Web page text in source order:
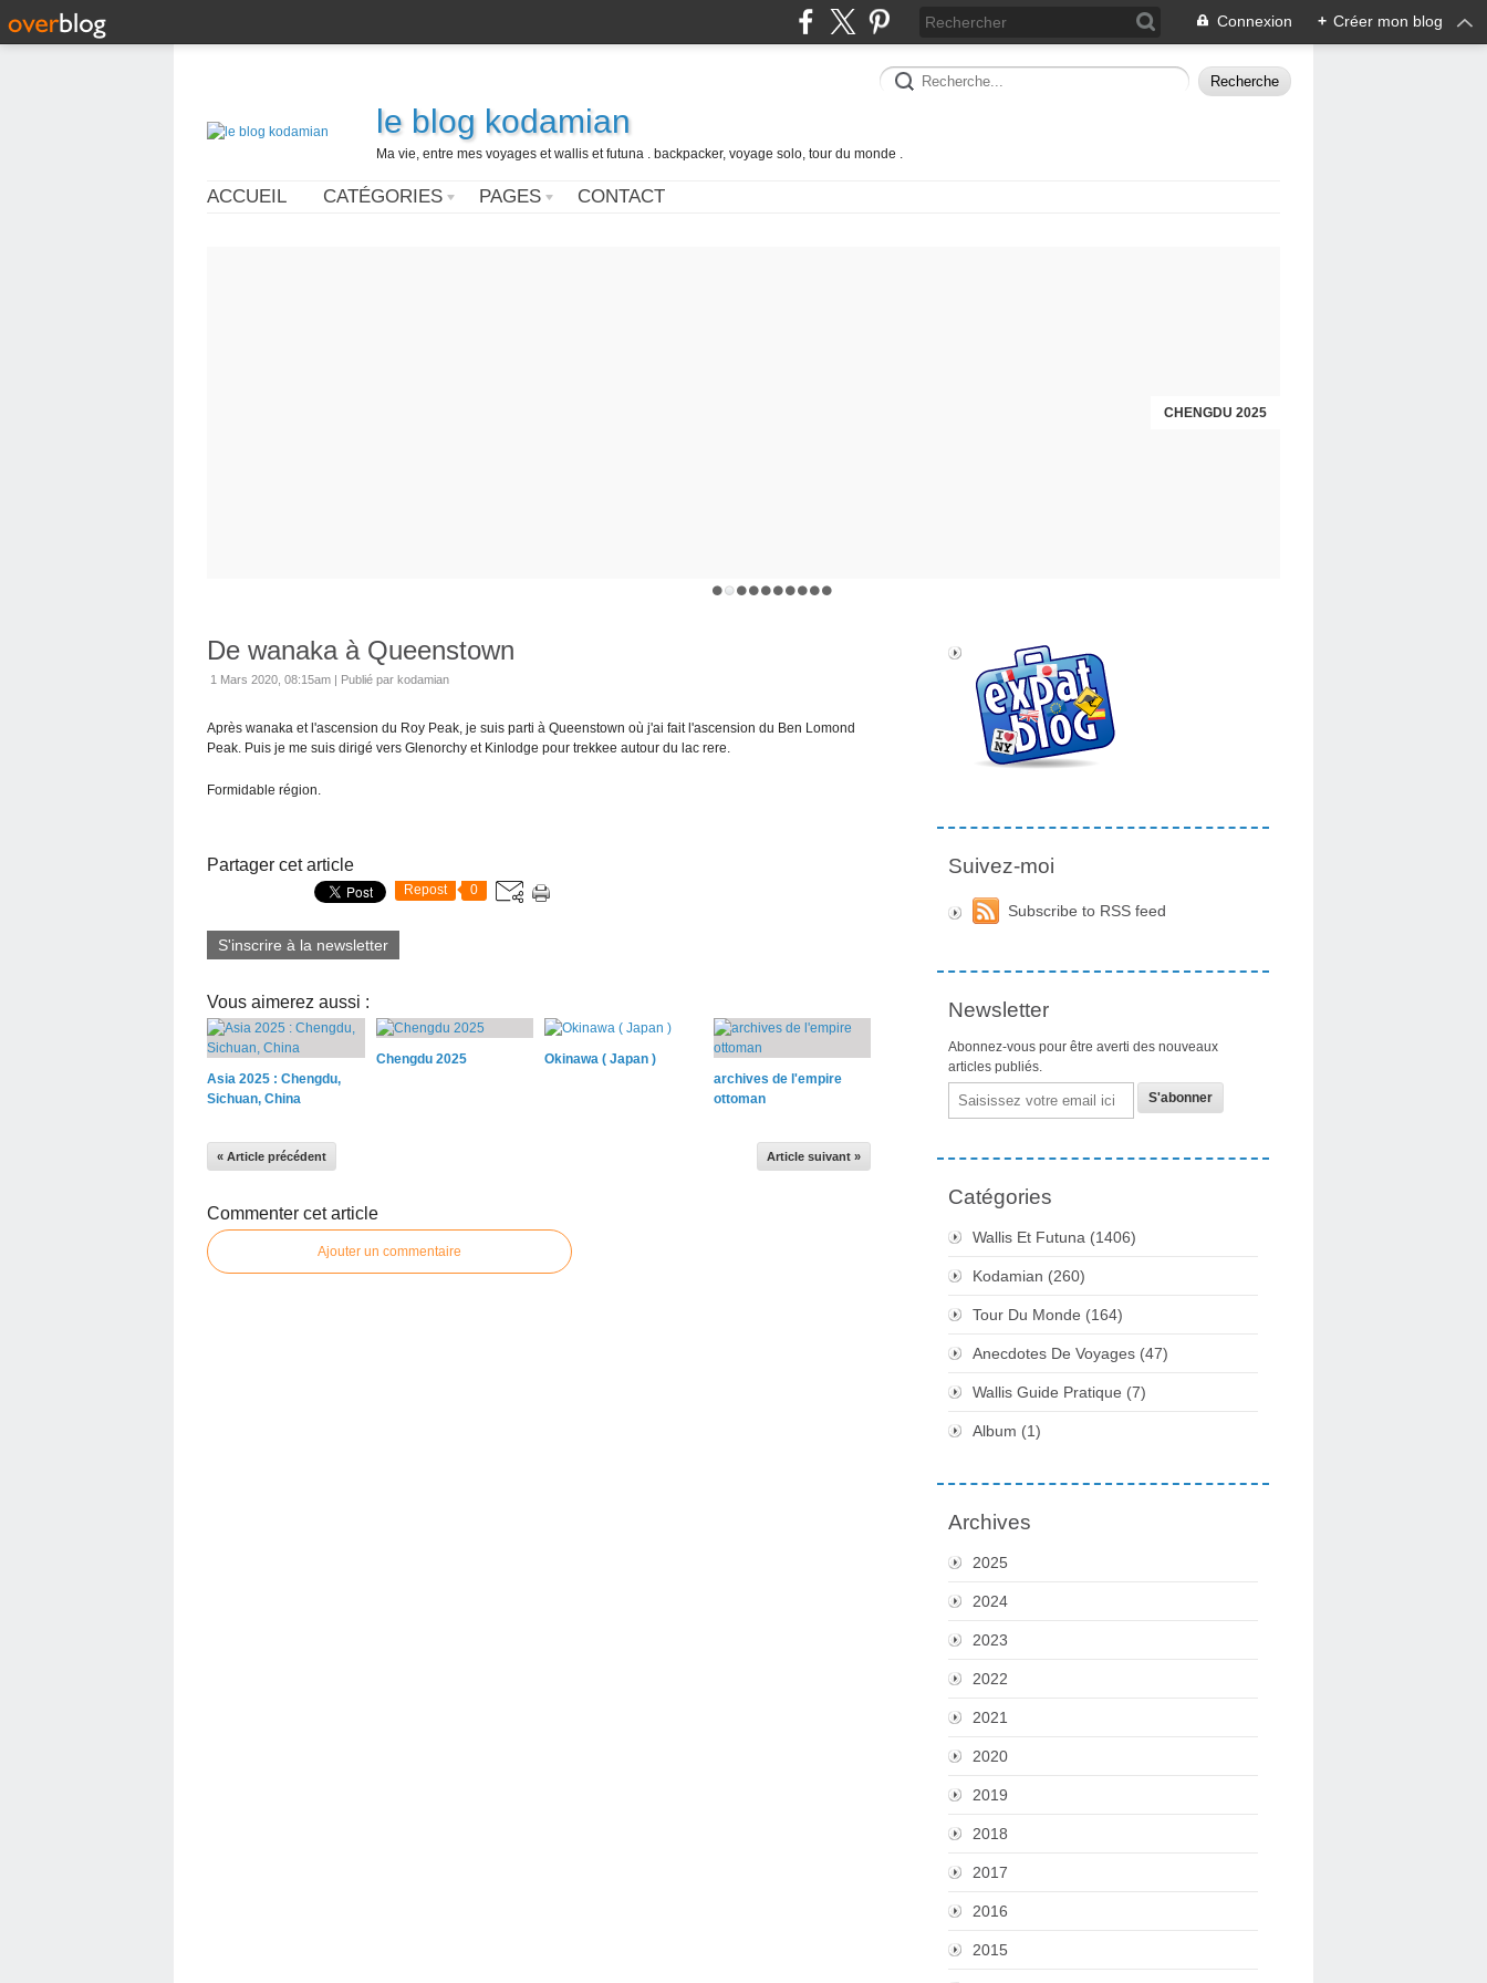
Connexion + Créer mon blog
le blog kodamian
Ma vie, entre mes voyages et wallis et futuna . backpacker, voyage solo, tour du monde .
ACCUEIL CATÉGORIES PAGES CONTACT
CHENGDU 2025
De wanaka à Queenstown
1 Mars 2020, 08:15am | Publié par kodamian
Après wanaka et l'ascension du Roy Peak, je suis parti à Queenstown où j'ai fait l'ascension du Ben Lomond
Peak. Puis je me suis dirigé vers Glenorchy et Kinlodge pour trekkee autour du lac rere.
Formidable région.
Partager cet article
Repost 0
S'inscrire à la newsletter
Vous aimerez aussi :
Asia 2025 : Chengdu,
Sichuan, China
Chengdu 2025
Okinawa ( Japan )
archives de l'empire
ottoman
« Article précédent Article suivant »
Commenter cet article
Ajouter un commentaire
Suivez-moi
Subscribe to RSS feed
Newsletter
Abonnez-vous pour être averti des nouveaux
articles publiés.
Email
Catégories
Wallis Et Futuna (1406)
Kodamian (260)
Tour Du Monde (164)
Anecdotes De Voyages (47)
Wallis Guide Pratique (7)
Album (1)
Archives
2025
2024
2023
2022
2021
2020
2019
2018
2017
2016
2015